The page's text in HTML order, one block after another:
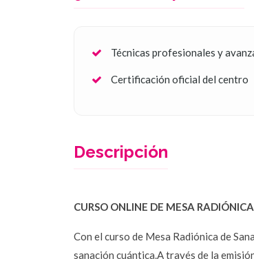
Técnicas profesionales y
Certificación oficial del centro
Descripción
CURSO ONLINE DE MESA
Con el curso de Mesa Radiónica de
sanación cuántica.A través de la